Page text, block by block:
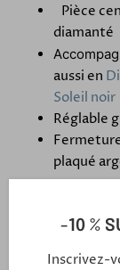
Pièce
diamanté
aussi en
Soleil noir
Réglable
plaqué
Notre fermoir
-10 %
Inscrivez-